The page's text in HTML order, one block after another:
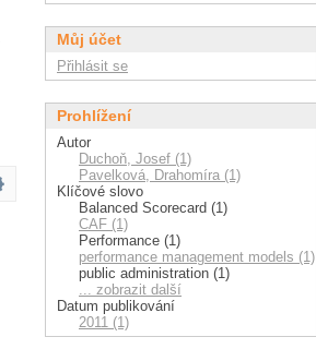
Můj účet
Přihlásit se
Prohlížení
Autor
Duchoň, Josef (1)
Pavelková, Drahomíra (1)
Klíčové slovo
Balanced Scorecard (1)
CAF (1)
Performance (1)
performance management models (1)
public administration (1)
... zobrazit další
Datum publikování
2011 (1)